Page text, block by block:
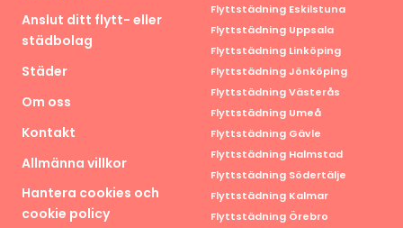
Anslut ditt flytt- eller
städbolag
Städer
Om oss
Kontakt
Allmänna villkor
Hantera cookies och
cookie policy
Flyttstädning Eskilstuna
Flyttstädning Uppsala
Flyttstädning Linköping
Flyttstädning Jönköping
Flyttstädning Västerås
Flyttstädning Umeå
Flyttstädning Gävle
Flyttstädning Halmstad
Flyttstädning Södertälje
Flyttstädning Kalmar
Flyttstädning Örebro